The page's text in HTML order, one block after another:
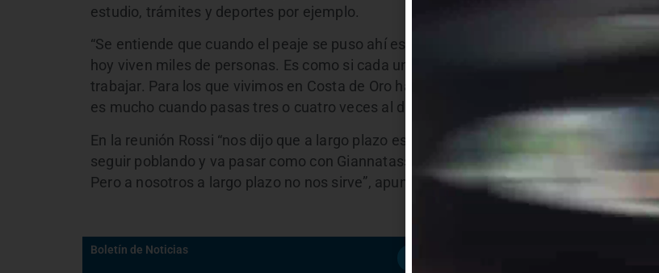
estudio, trámites y deportes por ejemplo.
“Se entiende que cuando el peaje se puso ahí esta zona era más balneario que otra
hoy viven miles de personas. Es como si cada uno pagará por llegar a su casa o ir a
trabajar. Para los que vivimos en Costa de Oro hay un abono por el que se paga el 20%
es mucho cuando pasas tres o cuatro veces al día”, apuntó Amorín.
En la reunión Rossi “nos dijo que a largo plazo este peaje no va a existir más y que se va
seguir poblando y va pasar como con Giannatassio que pasó de ser ruta a ser avenida.
Pero a nosotros a largo plazo no nos sirve”, apuntó el vecino.
Boletín de Noticias